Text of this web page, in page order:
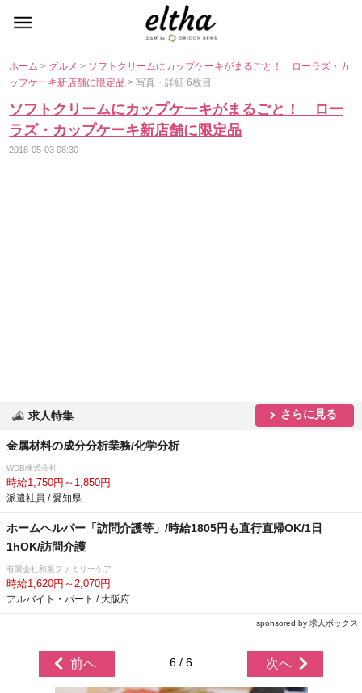
ホーム> グルメ> ソフトクリームにカップケーキがまるごと！ ローラズ・カ
ップケーキ新店舗に限定品> 写真・詳細 6枚目
ソフトクリームにカップケーキがまるごと！ ロー
ラズ・カップケーキ新店舗に限定品
2018-05-03 08:30
求人特集 さらに見る
金属材料の成分分析業務/化学分析
WDB株式会社
時給1,750円～1,850円
派遣社員 / 愛知県
ホームヘルパー「訪問介護等」/時給1805円も直行直帰OK/1日
1hOK/訪問介護
有限会社和泉ファミリーケア
時給1,620円～2,070円
アルバイト・パート / 大阪府
sponsored by 求人ボックス
前へ 6 / 6 次へ